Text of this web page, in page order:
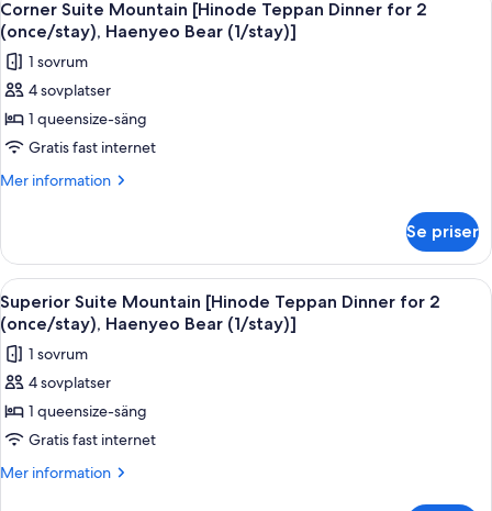
(once/stay),
Haenyeo
Bear
(1/stay)]
[Hinode
Teppan
Dinner
for
2
(once/stay),
Haenyeo
Bear
alla
foton
för
Corner
Suite
Mountain
[Hinode
for
2
(once/stay),
Haenyeo
Bear
(1/stay)]
3
Corner Suite Mountain [Hinode Teppan Dinner for 2
(once/stay), Haenyeo Bear (1/stay)]
1 sovrum
4 sovplatser
1 queensize-säng
Gratis fast internet
Mer information
Mer
Suite
Mountain
[Hinode
Teppan
Dinner
for
2
(once/stay),
Haenyeo
Bear
Se priser
Öppna
alla
foton
för
Superior
Suite
Mountain
[Hinode
Ett rymligt vardagsrum med en
5
Superior Suite Mountain [Hinode Teppan Dinner for 2
(once/stay), Haenyeo Bear (1/stay)]
1 sovrum
4 sovplatser
1 queensize-säng
Gratis fast internet
Mer information
Mer